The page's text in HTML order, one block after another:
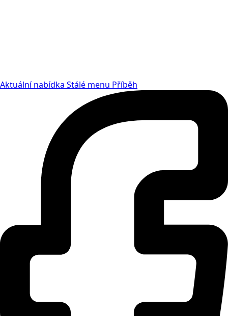
Aktuální nabídka Stálé menu Příběh